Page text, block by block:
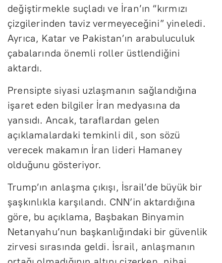
değiştirmekle suçladı ve İran’ın “kırmızı
çizgilerinden taviz vermeyeceğini” yineledi.
Ayrıca, Katar ve Pakistan’ın arabuluculuk
çabalarında önemli roller üstlendiğini
aktardı.
Prensipte siyasi uzlaşmanın sağlandığına
işaret eden bilgiler İran medyasına da
yansıdı. Ancak, taraflardan gelen
açıklamalardaki temkinli dil, son sözü
verecek makamın İran lideri Hamaney
olduğunu gösteriyor.
Trump’ın anlaşma çıkışı, İsrail’de büyük bir
şaşkınlıkla karşılandı. CNN’in aktardığına
göre, bu açıklama, Başbakan Binyamin
Netanyahu’nun başkanlığındaki bir güvenlik
zirvesi sırasında geldi. İsrail, anlaşmanın